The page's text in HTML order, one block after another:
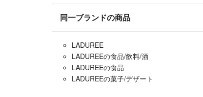
同一ブランドの商品
LADUREE
LADUREEの食品/飲料/酒
LADUREEの食品
LADUREEの菓子/デザート